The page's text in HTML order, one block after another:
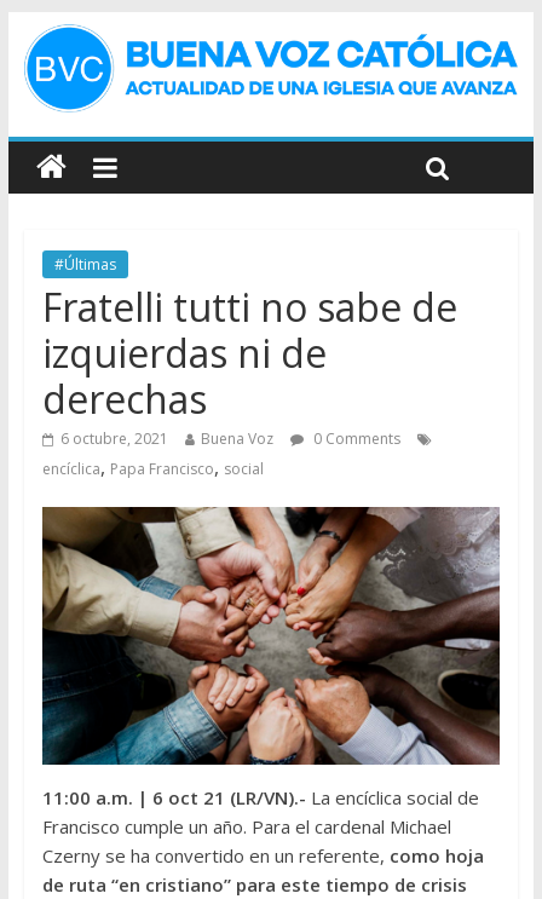
#Últimas
Fratelli tutti no sabe de
izquierdas ni de
derechas
6 octubre, 2021 Buena Voz
0 Comments
encíclica, Papa Francisco, social
11:00 a.m. | 6 oct 21 (LR/VN).- La encíclica social de
Francisco cumple un año. Para el cardenal Michael
Czerny se ha convertido en un referente, como hoja
de ruta “en cristiano” para este tiempo de crisis